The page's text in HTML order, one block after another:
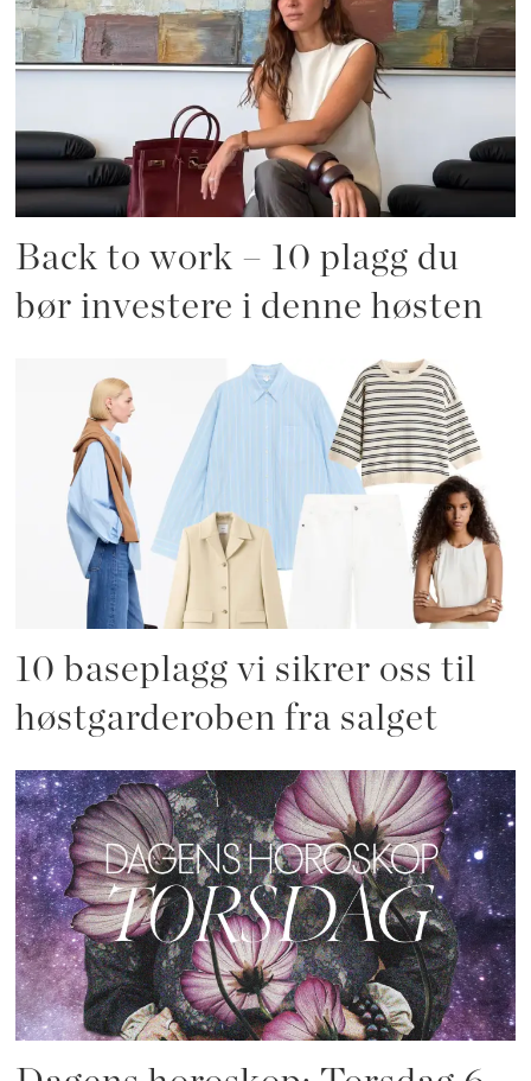
Back to work – 10 plagg du
bør investere i denne høsten
10 baseplagg vi sikrer oss til
høstgarderoben fra salget